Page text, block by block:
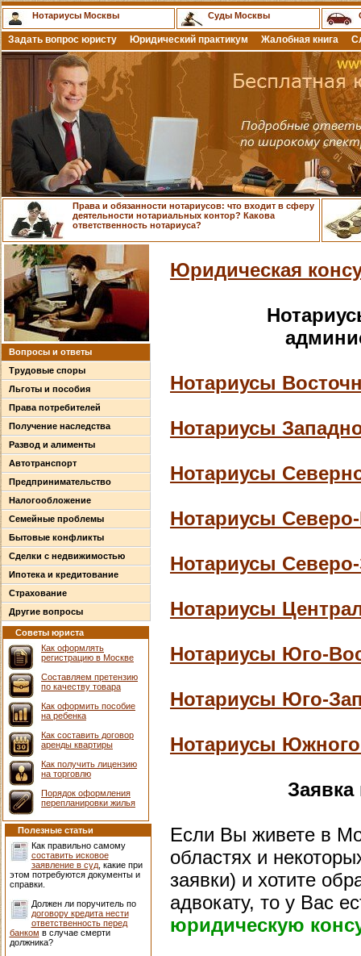
Нотариусы Москвы Суды Москвы
Задать вопрос юристу Юридический практикум Жалобная книга
Права и обязанности нотариусов: что входит в сферу
деятельности нотариальных контор? Какова
ответственность нотариуса?
Вопросы и ответы
Трудовые споры
Льготы и пособия
Права потребителей
Получение наследства
Развод и алименты
Автотранспорт
Предпринимательство
Налогообложение
Семейные проблемы
Бытовые конфликты
Сделки с недвижимостью
Ипотека и кредитование
Страхование
Другие вопросы
Советы юриста
Как оформлять
регистрацию в Москве
Составляем претензию
по качеству товара
Как оформить пособие
на ребенка
Как составить договор
аренды квартиры
Как получить лицензию
на торговлю
Порядок оформления
перепланировки жилья
Полезные статьи
Как правильно самому
составить исковое
заявление в суд, какие при
этом потребуются документы и
справки.
Должен ли поручитель по
договору кредита нести
ответственность перед
банком в случае смерти
должника?
Юридическая
Нотариусы
Нотариусы
Нотариусы
Нотариусы Северо-
Нотариусы
Нотариусы
Нотариусы Юго-
Нотариусы Юго-
Нотариусы Южного
Если Вы живете в
областях и
заявки) и хотите
адвокату, то у Вас
юридическую